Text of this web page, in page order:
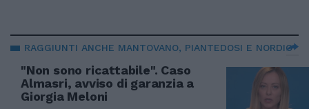
RAGGIUNTI ANCHE MANTOVANO, PIANTEDOSI E NORDIO
"Non sono ricattabile". Caso
Almasri, avviso di garanzia a
Giorgia Meloni